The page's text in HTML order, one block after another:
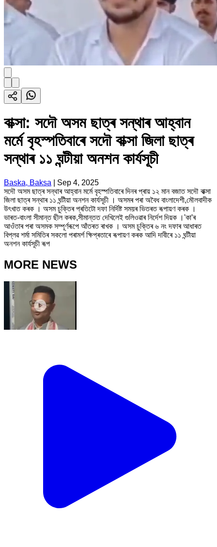
বাক্সা: সদৌ অসম ছাত্ৰ সন্থাৰ আহ্বান
মৰ্মে বৃহস্পতিবাৰে সদৌ বাক্সা জিলা ছাত্ৰ
সন্থাৰ ১১ ঘন্টীয়া অনশন কাৰ্যসূচী
Baska, Baksa
Sep 4, 2025
সদৌ অসম ছাত্ৰ সন্থাৰ আহ্বান মৰ্মে বৃহস্পতিবাৰে দিনৰ প্ৰায় ১২ মান বজাত সদৌ বাক্সা
জিলা ছাত্ৰ সন্থাৰ ১১ ঘন্টীয়া অনশন কাৰ্যসূচী । অসমৰ পৰা অবৈধ বাংলাদেশী,মৌলবাদীক
উৎখাত কৰক । অসম চুক্তিৰ প্ৰতিটো দফা নিৰ্দিষ্ট সময়ৰ ভিতৰত ৰূপায়ণ কৰক ।
ভাৰত-বাংলা সীমান্ত ছীল কৰক,সীমান্তত দেখিলেই গুলিওৱাৰ নিৰ্দেশ দিয়ক ।'কা'ৰ
আওঁতাৰ পৰা অসমক সম্পূৰ্ণৰূপে আঁতৰত ৰাখক । অসম চুক্তিৰ ৬ নং দফাৰ আধাৰত
বিপ্লৱ শৰ্মা সমিতিৰ সকলো পৰামৰ্শ ক্ষিপ্ৰতাৰে ৰূপায়ণ কৰক আদি দাবীৰে ১১ ঘন্টীয়া
অনশন কাৰ্যসূচী ৰূপ
MORE NEWS